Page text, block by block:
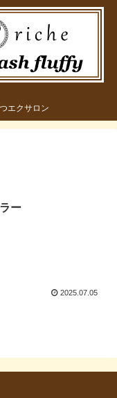
エクサロン
ー
2025.07.05